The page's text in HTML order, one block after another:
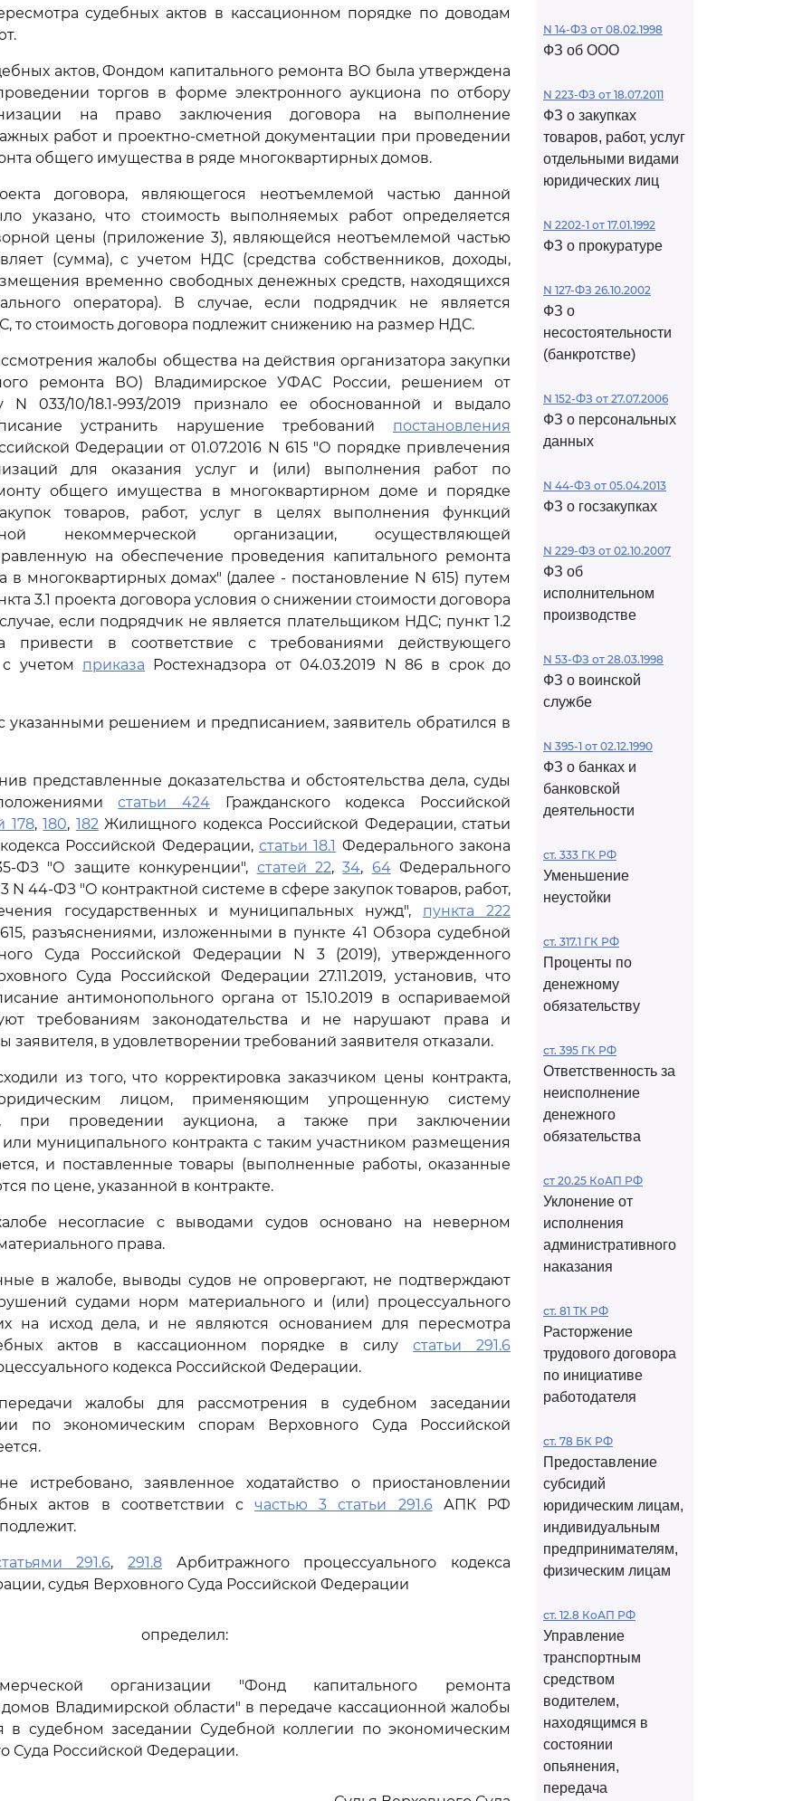
судебных актов в кассационном порядке по доводам
актов, Фондом капитального ремонта ВО была утверждена
торгов в форме электронного аукциона по отбору
на право заключения договора на выполнение
работ и проектно-сметной документации при проведении
общего имущества в ряде многоквартирных домов.
договора, являющегося неотъемлемой частью данной
указано, что стоимость выполняемых работ определяется
цены (приложение 3), являющейся неотъемлемой частью
(сумма), с учетом НДС (средства собственников, доходы,
временно свободных денежных средств, находящихся
оператора). В случае, если подрядчик не является
то стоимость договора подлежит снижению на размер НДС.
жалобы общества на действия организатора закупки
ремонта ВО) Владимирское УФАС России, решением от
N 033/10/18.1-993/2019 признало ее обоснованной и выдало
устранить нарушение требований постановления
Федерации от 01.07.2016 N 615 "О порядке привлечения
для оказания услуг и (или) выполнения работ по
общего имущества в многоквартирном доме и порядке
товаров, работ, услуг в целях выполнения функций
некоммерческой организации, осуществляющей
на обеспечение проведения капитального ремонта
многоквартирных домах" (далее - постановление N 615) путем
3.1 проекта договора условия о снижении стоимости договора
если подрядчик не является плательщиком НДС; пункт 1.2
привести в соответствие с требованиями действующего
с учетом приказа Ростехнадзора от 04.03.2019 N 86 в срок до
указанными решением и предписанием, заявитель обратился в
представленные доказательства и обстоятельства дела, суды
положениямистатьи 424 Гражданского кодекса Российской
178,180, 182Жилищного кодекса Российской Федерации, статьи
кодекса Российской Федерации, статьи 18.1 Федерального закона
ФЗ "О защите конкуренции", статей 22,34, 64Федерального
N 44-ФЗ "О контрактной системе в сфере закупок товаров, работ,
государственных и муниципальных нужд", пункта 222
разъяснениями, изложенными в пункте 41 Обзора судебной
Суда Российской Федерации N 3 (2019), утвержденного
Суда Российской Федерации 27.11.2019, установив, что
антимонопольного органа от 15.10.2019 в оспариваемой
требованиям законодательства и не нарушают права и
заявителя, в удовлетворении требований заявителя отказали.
из того, что корректировка заказчиком цены контракта,
лицом, применяющим упрощенную систему
при проведении аукциона, а также при заключении
или муниципального контракта с таким участником размещения
и поставленные товары (выполненные работы, оказанные
по цене, указанной в контракте.
несогласие с выводами судов основано на неверном
права.
в жалобе, выводы судов не опровергают, не подтверждают
судами норм материального и (или) процессуального
на исход дела, и не являются основанием для пересмотра
актов в кассационном порядке в силустатьи 291.6
кодекса Российской Федерации.
жалобы для рассмотрения в судебном заседании
по экономическим спорам Верховного Суда Российской
истребовано, заявленное ходатайство о приостановлении
актов в соответствии счастью 3 статьи 291.6АПК РФ
291.6,291.8 Арбитражного процессуального кодекса
судья Верховного Суда Российской Федерации
определил:
организации "Фонд капитального ремонта
Владимирской области" в передаче кассационной жалобы
в судебном заседании Судебной коллегии по экономическим
Суда Российской Федерации.
N 14-ФЗ от 08.02.1998
ФЗ об ООО
N 223-ФЗ от 18.07.2011
ФЗ о закупках
товаров, работ, услуг
отдельными видами
юридических лиц
N 2202-1 от 17.01.1992
ФЗ о прокуратуре
N 127-ФЗ 26.10.2002
ФЗ о
несостоятельности
(банкротстве)
N 152-ФЗ от 27.07.2006
ФЗ о персональных
данных
N 44-ФЗ от 05.04.2013
ФЗ о госзакупках
N 229-ФЗ от 02.10.2007
ФЗ об
исполнительном
производстве
N 53-ФЗ от 28.03.1998
ФЗ о воинской
службе
N 395-1 от 02.12.1990
ФЗ о банках и
банковской
деятельности
ст. 333 ГК РФ
Уменьшение
неустойки
ст. 317.1 ГК РФ
Проценты по
денежному
обязательству
ст. 395 ГК РФ
Ответственность за
неисполнение
денежного
обязательства
ст 20.25 КоАП РФ
Уклонение от
исполнения
административного
наказания
ст. 81 ТК РФ
Расторжение
трудового договора
по инициативе
работодателя
ст. 78 БК РФ
Предоставление
субсидий
юридическим лицам,
индивидуальным
предпринимателям,
физическим лицам
ст. 12.8 КоАП РФ
Управление
транспортным
средством
водителем,
находящимся в
состоянии
опьянения,
передача